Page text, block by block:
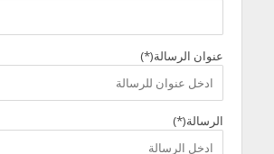
عنوان الرسالة(*)
الرسالة(*)